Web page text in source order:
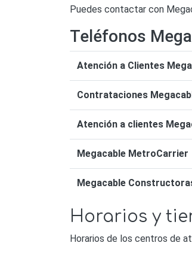
Puedes contactar con
Teléfonos
Atención a Clientes
Contrataciones
Atención a clientes
Megacable MetroCarrier
Megacable
Horarios y
Horarios de los centros de